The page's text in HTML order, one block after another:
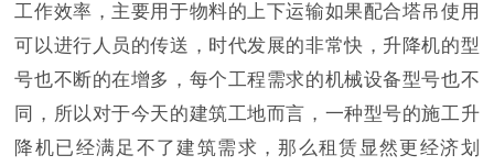
工作效率，主要用于物料的上下运输如果配合塔吊使用
可以进行人员的传送，时代发展的非常快，升降机的型
号也不断的在增多，每个工程需求的机械设备型号也不
同，所以对于今天的建筑工地而言，一种型号的施工升
降机已经满足不了建筑需求，那么租赁显然更经济划